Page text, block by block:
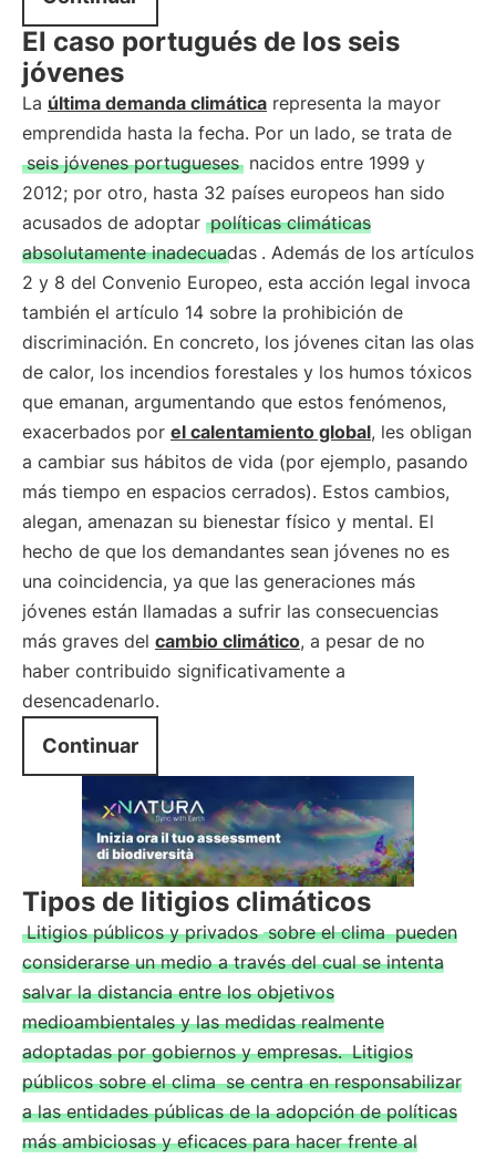
El caso portugués de los seis
jóvenes
La última demanda climática representa la mayor
emprendida hasta la fecha. Por un lado, se trata de
seis jóvenes portugueses nacidos entre 1999 y
2012; por otro, hasta 32 países europeos han sido
acusados de adoptar políticas climáticas
absolutamente inadecuadas . Además de los artículos
2 y 8 del Convenio Europeo, esta acción legal invoca
también el artículo 14 sobre la prohibición de
discriminación. En concreto, los jóvenes citan las olas
de calor, los incendios forestales y los humos tóxicos
que emanan, argumentando que estos fenómenos,
exacerbados por el calentamiento global, les obligan
a cambiar sus hábitos de vida (por ejemplo, pasando
más tiempo en espacios cerrados). Estos cambios,
alegan, amenazan su bienestar físico y mental. El
hecho de que los demandantes sean jóvenes no es
una coincidencia, ya que las generaciones más
jóvenes están llamadas a sufrir las consecuencias
más graves del cambio climático, a pesar de no
haber contribuido significativamente a
desencadenarlo.
Continuar
Tipos de litigios climáticos
Litigios públicos y privados sobre el clima pueden
considerarse un medio a través del cual se intenta
salvar la distancia entre los objetivos
medioambientales y las medidas realmente
adoptadas por gobiernos y empresas. Litigios
públicos sobre el clima se centra en responsabilizar
a las entidades públicas de la adopción de políticas
más ambiciosas y eficaces para hacer frente al